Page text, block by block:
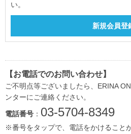
い。
【お電話でのお問い合わせ】
ご不明点等ございましたら、ERINA
ンターにご連絡ください。
電話番号 ： 03-5704-8349
※番号をタップで、電話をかけること